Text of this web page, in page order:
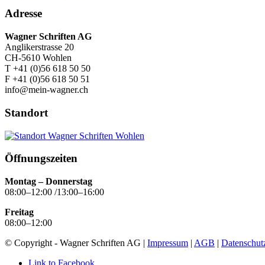
Adresse
Wagner Schriften AG
Anglikerstrasse 20
CH-5610 Wohlen
T +41 (0)56 618 50 50
F +41 (0)56 618 50 51
info@mein-wagner.ch
Standort
Öffnungszeiten
Montag – Donnerstag
08:00–12:00 /13:00–16:00
Freitag
08:00–12:00
© Copyright - Wagner Schriften AG | Impressum | AGB |
Link to Facebook